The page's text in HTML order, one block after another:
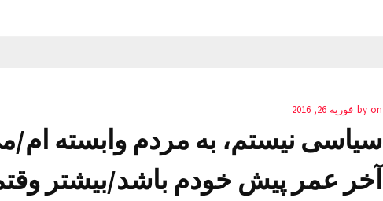
by on فوریه 26, 2016
سیاسی نیستم، به مردم وابسته ام/
آخر عمر پیش خودم باشد/بیشتر